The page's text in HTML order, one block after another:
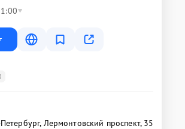
Петербург, Лермонтовский проспект, 35